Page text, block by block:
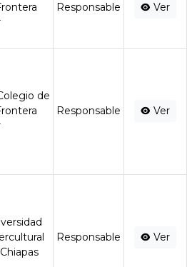
Responsable Ver
de
Responsable Ver
Responsable Ver